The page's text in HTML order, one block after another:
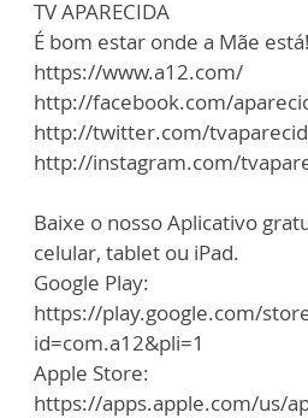
TV APARECIDA
É bom estar onde a Mãe está!
https://www.a12.com/
http://facebook.com/
http://twitter.com/
http://instagram.com/
Baixe o nosso Aplicativo
celular, tablet ou iPad.
Google Play:
https://play.google.com/
id=com.a12&pli=1
Apple Store:
https://apps.apple.com/us/